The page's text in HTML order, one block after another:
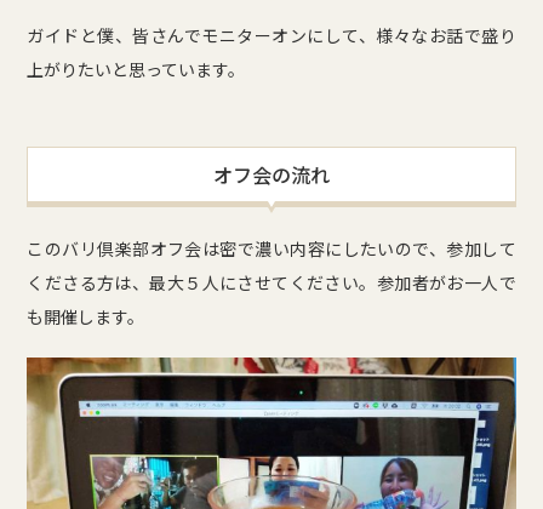
ガイドと僕、皆さんでモニターオンにして、様々なお話で盛り
上がりたいと思っています。
オフ会の流れ
このバリ倶楽部オフ会は密で濃い内容にしたいので、参加して
くださる方は、最大５人にさせてください。参加者がお一人で
も開催します。